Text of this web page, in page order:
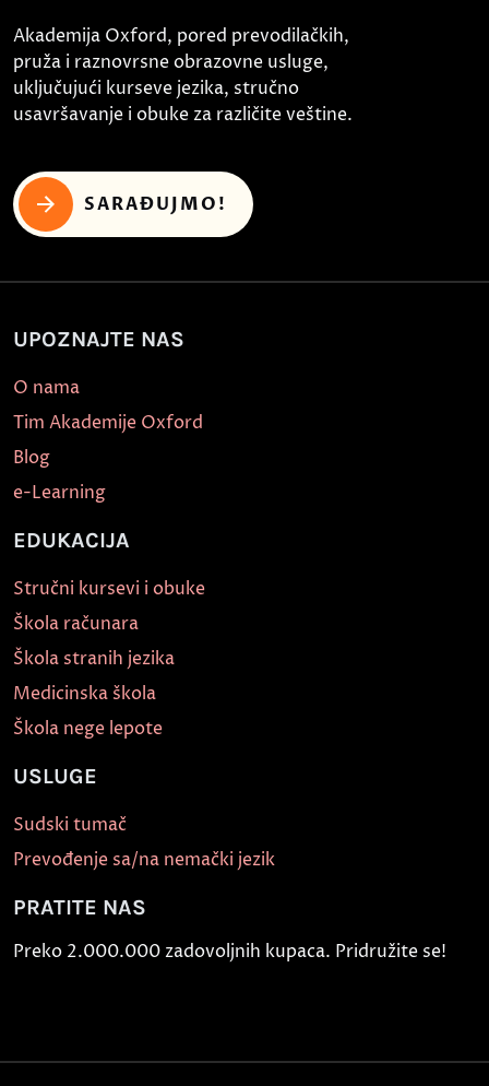
Akademija Oxford, pored prevodilačkih,
pruža i raznovrsne obrazovne usluge,
uključujući kurseve jezika, stručno
usavršavanje i obuke za različite veštine.
SARAĐUJMO!
UPOZNAJTE NAS
O nama
Tim Akademije Oxford
Blog
e-Learning
EDUKACIJA
Stručni kursevi i obuke
Škola računara
Škola stranih jezika
Medicinska škola
Škola nege lepote
USLUGE
Sudski tumač
Prevođenje sa/na nemački jezik
PRATITE NAS
Preko 2.000.000 zadovoljnih kupaca. Pridružite se!